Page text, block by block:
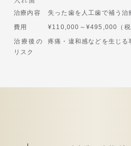
治療内容
失った歯を人工歯で補う治
費用
¥110,000～¥495,000（税
治療後の
リスク
疼痛・違和感などを生じる